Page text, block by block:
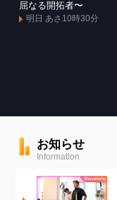
屈なる開拓者〜
明日 あさ10時30分
お知らせ
Information